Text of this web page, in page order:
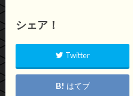
シェア！
Twitter
はてブ